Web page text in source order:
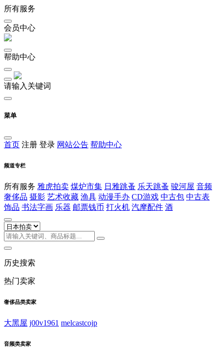
所有服务
会员中心
帮助中心
请输入关键词
菜单
首页 注册 登录 网站公告 帮助中心
频道专栏
所有服务 雅虎拍卖 煤炉市集 日雅跳蚤 乐天跳蚤 骏河屋 音频
奢侈品 摄影 艺术收藏 渔具 动漫手办 CD游戏 中古包 中古表
饰品 书法字画 乐器 邮票钱币 打火机 汽摩配件 酒
历史搜索
热门卖家
奢侈品类卖家
大黑屋 j00v1961 melcastcojp
音频类卖家